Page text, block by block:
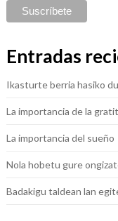
Entradas
Ikasturte berria hasiko
La importancia de la
La importancia del sueño
Nola hobetu gure
Badakigu taldean lan